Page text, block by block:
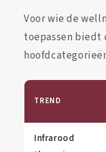
Voor wie de
toepassen biedt
TREND
Infrarood